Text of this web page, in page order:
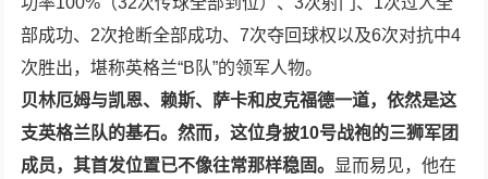
部成功、 2次抢断全部成功、7次夺回球权以及6次对抗中4
次胜出，堪称英格兰“B 队”的领军人物。
贝林厄姆与凯恩、赖斯、萨卡和皮克福德一道，依然是这
支英格兰队的基石。然而，这位身披10号战袍的三狮军团
成员，其首发位置已不像往常那样稳固。 显而易见，他在